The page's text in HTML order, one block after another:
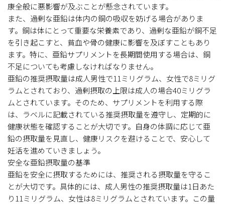
康全般に悪影響が及ぶことが懸念されています。
また、過剰な亜鉛は体内の銅の吸収を妨げる場合がありま
す。銅は体にとって重要な栄養素であり、過剰な亜鉛が銅不足
を引き起こすと、貧血や骨の健康に影響を及ぼすこともあり
ます。特に、亜鉛サプリメントを長期間使用する場合は、銅
不足についても考慮しなければなりません。
亜鉛の推奨摂取量は成人男性で11ミリグラム、女性で8ミリグ
ラムとされており、過剰摂取の上限は成人の場合40ミリグラ
ムとされています。そのため、サプリメントを利用する際
は、ラベルに記載されている推奨摂取量を遵守し、定期的に
健康状態を確認することが大切です。自身の体調に応じて亜
鉛の摂取量を見直し、健康リスクを避けることで、安心して
妊活を進めていきましょう。
安全な亜鉛摂取量の基準
亜鉛を安全に摂取するためには、推奨される摂取量を守るこ
とが大切です。具体的には、成人男性の推奨摂取量は1日あた
り11ミリグラム、女性は8ミリグラムとされています。この量